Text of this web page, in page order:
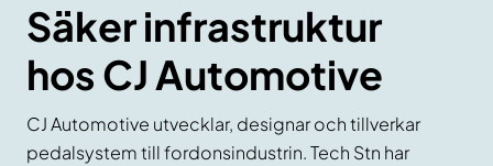
Säker infrastruktur
hos CJ Automotive
CJ Automotive utvecklar, designar och tillverkar
pedalsystem till fordonsindustrin. Tech Stn har